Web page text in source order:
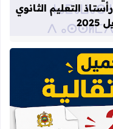
التعليم الثانوي